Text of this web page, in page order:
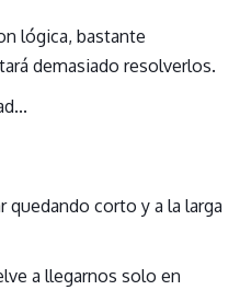
lógica, bastante
demasiado resolverlos.
quedando corto y a la larga
a llegarnos solo en